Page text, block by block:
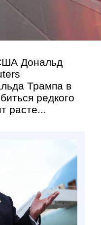
Дональд
Трампа в
редкого
расте...